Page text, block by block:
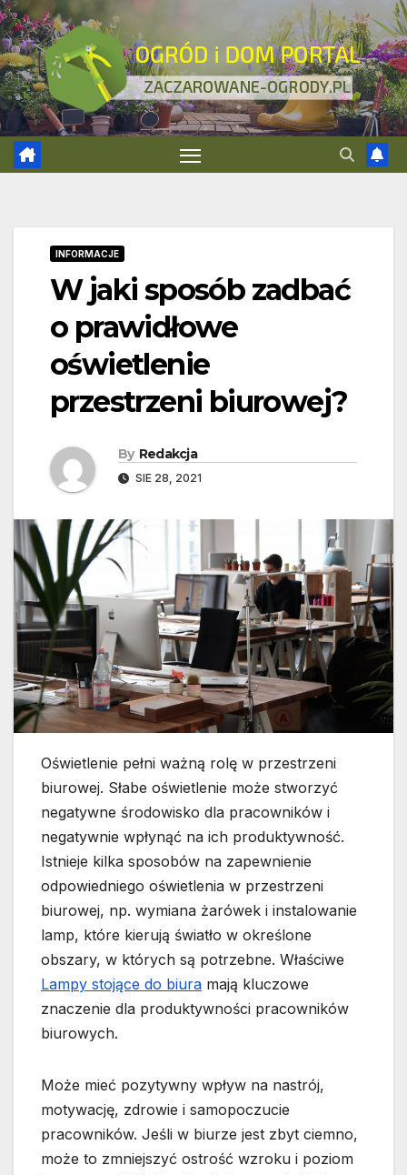
Skip
to
content
INFORMACJE
W jaki sposób zadbać
o prawidłowe
oświetlenie
przestrzeni biurowej?
By Redakcja
SIE 28, 2021
Oświetlenie pełni ważną rolę w przestrzeni
biurowej. Słabe oświetlenie może stworzyć
negatywne środowisko dla pracowników i
negatywnie wpłynąć na ich produktywność.
Istnieje kilka sposobów na zapewnienie
odpowiedniego oświetlenia w przestrzeni
biurowej, np. wymiana żarówek i instalowanie
lamp, które kierują światło w określone
obszary, w których są potrzebne. Właściwe
Lampy stojące do biura mają kluczowe
znaczenie dla produktywności pracowników
biurowych.
Może mieć pozytywny wpływ na nastrój,
motywację, zdrowie i samopoczucie
pracowników. Jeśli w biurze jest zbyt ciemno,
może to zmniejszyć ostrość wzroku i poziom